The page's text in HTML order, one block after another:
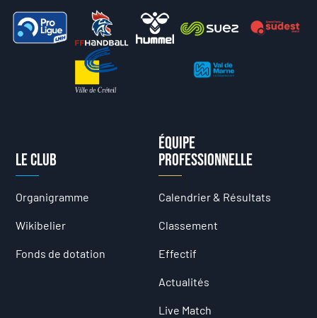
Le club
Organigramme
Wikibelier
Fonds de dotation
Équipe
professionnelle
Calendrier & Résultats
Classement
Effectif
Actualités
Live Match